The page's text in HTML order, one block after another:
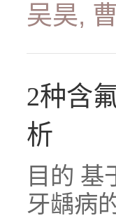
吴昊,
2种含
析
目的 基
牙龋病